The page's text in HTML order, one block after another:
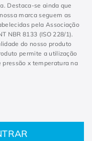
Destaca-se ainda que
marca seguem as
pela Associação
NBR 8133 (ISO 228/1).
do nosso produto
permite a utilização
pressão x temperatura na